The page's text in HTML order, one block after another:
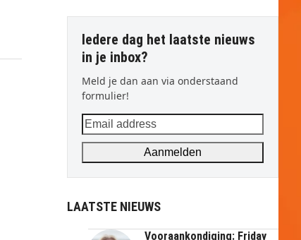
Iedere dag het laatste nieuws
in je inbox?
Meld je dan aan via onderstaand
formulier!
Email
address
Aanmelden
LAATSTE NIEUWS
Vooraankondiging: Friday